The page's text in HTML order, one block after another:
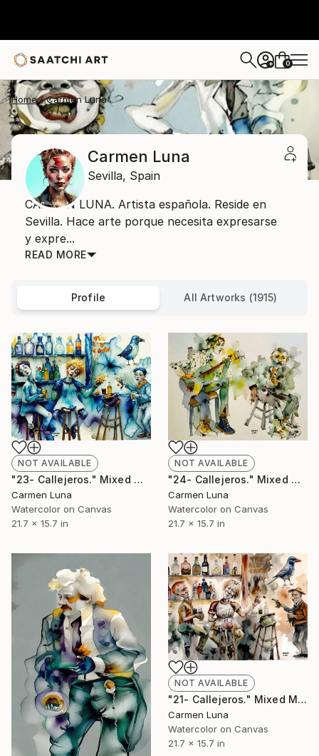
+ 0
Home Carmen Luna
Carmen Luna
Sevilla, Spain
CARMEN LUNA. Artista española. Reside en
Sevilla. Hace arte porque necesita expresarse
y expre...
READ MORE
Profile All Artworks (1915)
NOT AVAILABLE
"23- Callejeros." Mixed Media
Carmen Luna
Watercolor on Canvas
21.7 x 15.7 in
NOT AVAILABLE
"24- Callejeros." Mixed Media
Carmen Luna
Watercolor on Canvas
21.7 x 15.7 in
NOT AVAILABLE
"21- Callejeros." Mixed Media
Carmen Luna
Watercolor on Canvas
21.7 x 15.7 in